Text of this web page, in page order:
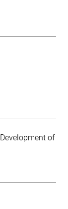
Development of